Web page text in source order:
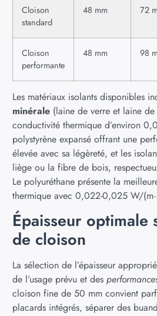
Cloison
standard
48 mm 72
Cloison
performante
48 mm 98
Les matériaux isolants disponibles
minérale (laine de verre et laine
conductivité thermique d’environ
polystyrène expansé offrant une
élevée avec sa légèreté, et les
liège ou la fibre de bois,
Le polyuréthane présente la
thermique avec 0,022-0,025 W/
Épaisseur optimale
de cloison
La sélection de l’épaisseur
de l’usage prévu et des
cloison fine de 50 mm convient
placards intégrés, séparer des